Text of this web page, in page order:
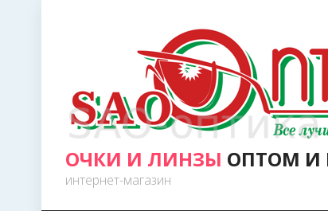
ОЧКИ И ЛИНЗЫ ОПТОМ И
интернет-магазин